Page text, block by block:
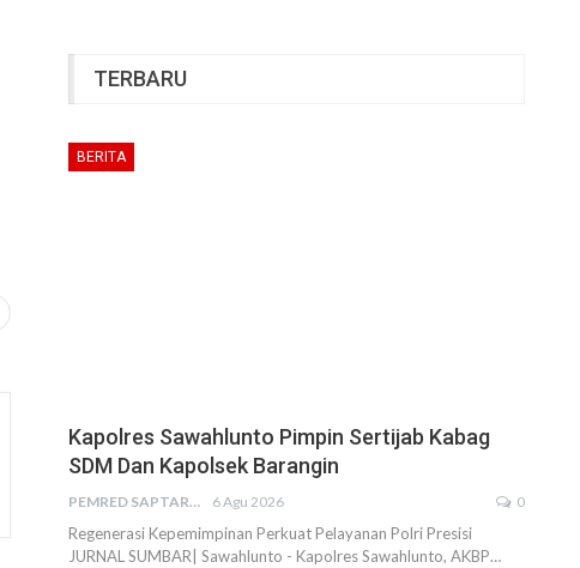
TERBARU
BERITA
Kapolres Sawahlunto Pimpin Sertijab Kabag
SDM Dan Kapolsek Barangin
PEMRED SAPTARIUS 6 Agu 2026 0
Regenerasi Kepemimpinan Perkuat Pelayanan Polri Presisi
JURNAL SUMBAR| Sawahlunto - Kapolres Sawahlunto, AKBP…